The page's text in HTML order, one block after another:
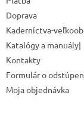
Doprava
Kaderníctva-
Katalógy a manuály|
Kontakty
Formulár o
Moja objednávka